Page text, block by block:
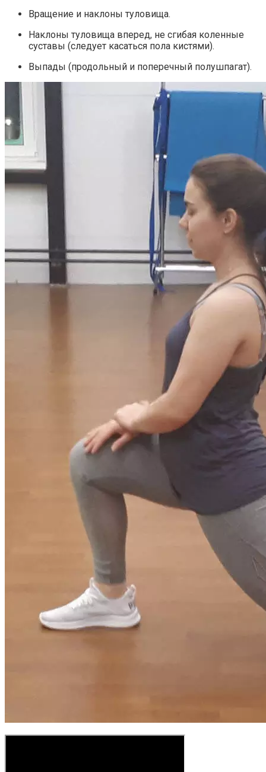
Вращение и наклоны туловища.
Наклоны туловища вперед, не сгибая коленные
суставы (следует касаться пола кистями).
Выпады (продольный и поперечный полушпагат).